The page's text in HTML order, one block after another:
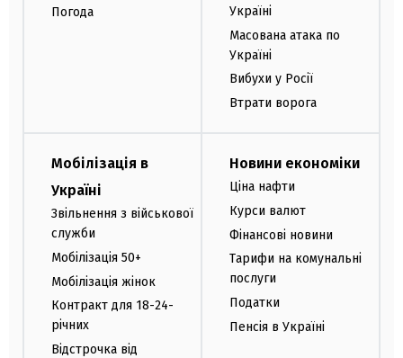
Погода
Україні
Масована атака по
Україні
Вибухи у Росії
Втрати ворога
Мобілізація в
Україні
Звільнення з військової
служби
Мобілізація 50+
Мобілізація жінок
Контракт для 18-24-
річних
Відстрочка від
Новини економіки
Ціна нафти
Курси валют
Фінансові новини
Тарифи на комунальні
послуги
Податки
Пенсія в Україні